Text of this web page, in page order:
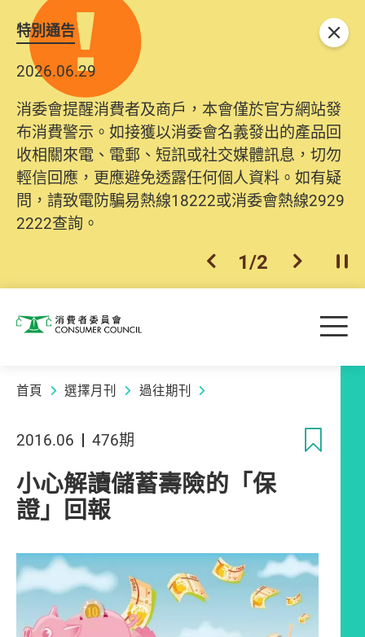
特別通告
2026.06.29
消委會提醒消費者及商戶，本會僅於官方網站發
布消費警示。如接獲以消委會名義發出的產品回
收相關來電、電郵、短訊或社交媒體訊息，切勿
輕信回應，更應避免透露任何個人資料。如有疑
問，請致電防騙易熱線18222或消委會熱線2929
2222查詢。
上一個
1/2 下一個開
關閉
消費者委員會 目
首頁 選擇月刊 過往期刊
2016.06 476期
小心解讀儲蓄壽險的「保
證」回報